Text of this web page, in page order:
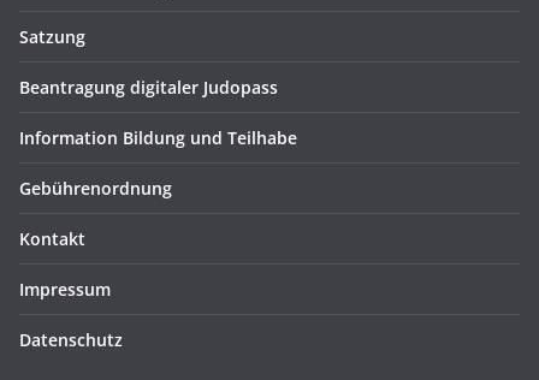
Satzung
Beantragung digitaler Judopass
Information Bildung und Teilhabe
Gebührenordnung
Kontakt
Impressum
Datenschutz